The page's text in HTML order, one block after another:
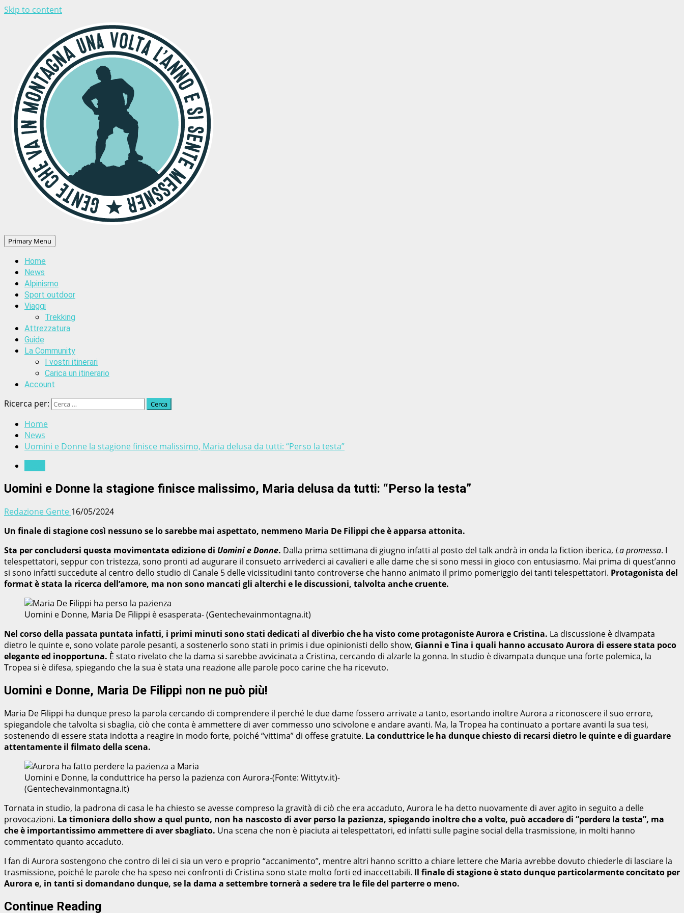
Skip to content
Primary Menu
Home
News
Alpinismo
Sport outdoor
Viaggi
Trekking
Attrezzatura
Guide
La Community
I vostri itinerari
Carica un itinerario
Account
Ricerca per:
Home
News
Uomini e Donne la stagione finisce malissimo, Maria delusa da tutti: “Perso la testa”
Uomini e Donne la stagione finisce malissimo, Maria delusa da tutti: “Perso la testa”
Redazione Gente 16/05/2024
Un finale di stagione così nessuno se lo sarebbe mai aspettato, nemmeno Maria De Filippi che è apparsa attonita.
Sta per concludersi questa movimentata edizione di Uomini e Donne. Dalla prima settimana di giugno infatti al posto del talk andrà in onda la fiction iberica, La promessa. I
telespettatori, seppur con tristezza, sono pronti ad augurare il consueto arrivederci ai cavalieri e alle dame che si sono messi in gioco con entusiasmo. Mai prima di quest’anno
si sono infatti succedute al centro dello studio di Canale 5 delle vicissitudini tanto controverse che hanno animato il primo pomeriggio dei tanti telespettatori. Protagonista del
format è stata la ricerca dell’amore, ma non sono mancati gli alterchi e le discussioni, talvolta anche cruente.
Uomini e Donne, Maria De Filippi è esasperata- (Gentechevainmontagna.it)
Nel corso della passata puntata infatti, i primi minuti sono stati dedicati al diverbio che ha visto come protagoniste Aurora e Cristina. La discussione è divampata
dietro le quinte e, sono volate parole pesanti, a sostenerlo sono stati in primis i due opinionisti dello show, Gianni e Tina i quali hanno accusato Aurora di essere stata poco
elegante ed inopportuna. È stato rivelato che la dama si sarebbe avvicinata a Cristina, cercando di alzarle la gonna. In studio è divampata dunque una forte polemica, la
Tropea si è difesa, spiegando che la sua è stata una reazione alle parole poco carine che ha ricevuto.
Uomini e Donne, Maria De Filippi non ne può più!
Maria De Filippi ha dunque preso la parola cercando di comprendere il perché le due dame fossero arrivate a tanto, esortando inoltre Aurora a riconoscere il suo errore,
spiegandole che talvolta si sbaglia, ciò che conta è ammettere di aver commesso uno scivolone e andare avanti. Ma, la Tropea ha continuato a portare avanti la sua tesi,
sostenendo di essere stata indotta a reagire in modo forte, poiché “vittima” di offese gratuite. La conduttrice le ha dunque chiesto di recarsi dietro le quinte e di guardare
attentamente il filmato della scena.
Uomini e Donne, la conduttrice ha perso la pazienza con Aurora-(Fonte: Wittytv.it)-
(Gentechevainmontagna.it)
Tornata in studio, la padrona di casa le ha chiesto se avesse compreso la gravità di ciò che era accaduto, Aurora le ha detto nuovamente di aver agito in seguito a delle
provocazioni. La timoniera dello show a quel punto, non ha nascosto di aver perso la pazienza, spiegando inoltre che a volte, può accadere di “perdere la testa”, ma
che è importantissimo ammettere di aver sbagliato. Una scena che non è piaciuta ai telespettatori, ed infatti sulle pagine social della trasmissione, in molti hanno
commentato quanto accaduto.
I fan di Aurora sostengono che contro di lei ci sia un vero e proprio “accanimento”, mentre altri hanno scritto a chiare lettere che Maria avrebbe dovuto chiederle di lasciare la
trasmissione, poiché le parole che ha speso nei confronti di Cristina sono state molto forti ed inaccettabili. Il finale di stagione è stato dunque particolarmente concitato per
Aurora e, in tanti si domandano dunque, se la dama a settembre tornerà a sedere tra le file del parterre o meno.
Continue Reading